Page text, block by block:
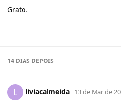
Grato.
14 DIAS DEPOIS
L liviacalmeida 13 de Mar de